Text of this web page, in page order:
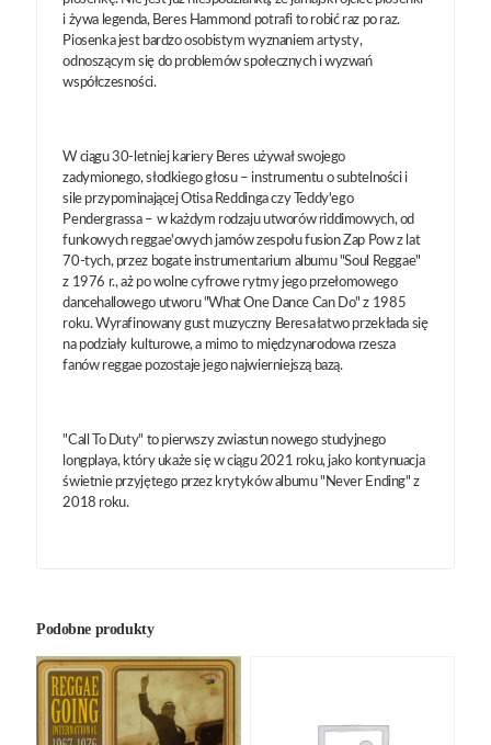
i żywa legenda, Beres Hammond potrafi to robić raz po raz.
Piosenka jest bardzo osobistym wyznaniem artysty,
odnoszącym się do problemów społecznych i wyzwań
współczesności.
W ciągu 30-letniej kariery Beres używał swojego
zadymionego, słodkiego głosu – instrumentu o subtelności i
sile przypominającej Otisa Reddinga czy Teddy'ego
Pendergrassa – w każdym rodzaju utworów riddimowych, od
funkowych reggae'owych jamów zespołu fusion Zap Pow z lat
70-tych, przez bogate instrumentarium albumu "Soul Reggae"
z 1976 r., aż po wolne cyfrowe rytmy jego przełomowego
dancehallowego utworu "What One Dance Can Do" z 1985
roku. Wyrafinowany gust muzyczny Beresa łatwo przekłada się
na podziały kulturowe, a mimo to międzynarodowa rzesza
fanów reggae pozostaje jego najwierniejszą bazą.
"Call To Duty" to pierwszy zwiastun nowego studyjnego
longplaya, który ukaże się w ciągu 2021 roku, jako kontynuacja
świetnie przyjętego przez krytyków albumu "Never Ending" z
2018 roku.
Podobne produkty